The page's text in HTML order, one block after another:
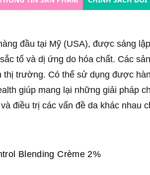
đầu tại Mỹ (USA), được sáng
tố và dị ứng do hóa chất. Các
trường. Có thể sử dụng được
giúp mang lại những giải pháp
điều trị các vấn đề da khác
Blending Crème 2%